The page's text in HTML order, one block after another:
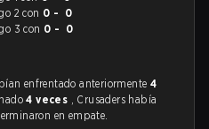
2 con 0 - 0
3 con 0 - 0
enfrentado anteriormente 4
4 veces , Crusaders había
en empate.